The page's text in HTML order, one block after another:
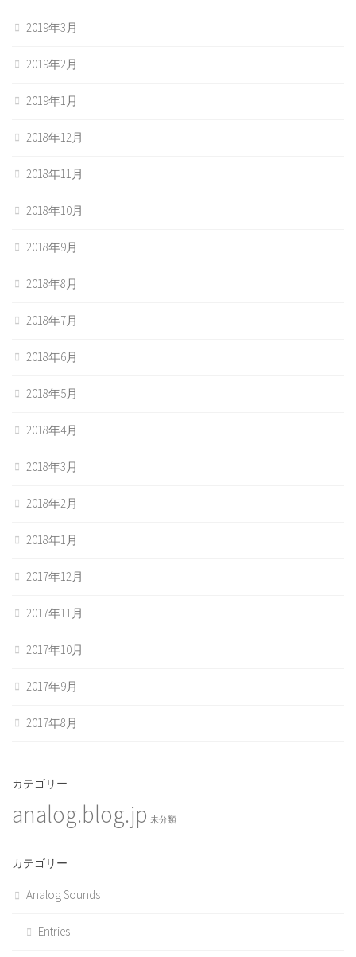
2019年3月
2019年2月
2019年1月
2018年12月
2018年11月
2018年10月
2018年9月
2018年8月
2018年7月
2018年6月
2018年5月
2018年4月
2018年3月
2018年2月
2018年1月
2017年12月
2017年11月
2017年10月
2017年9月
2017年8月
カテゴリー
analog.blog.jp 未分類
カテゴリー
Analog Sounds
Entries